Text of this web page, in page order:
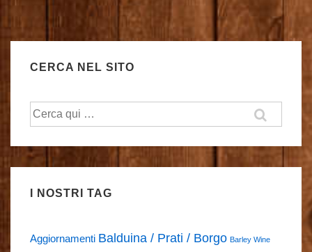
CERCA NEL SITO
Cerca:
I NOSTRI TAG
Aggiornamenti Balduina / Prati / Borgo Barley Wine